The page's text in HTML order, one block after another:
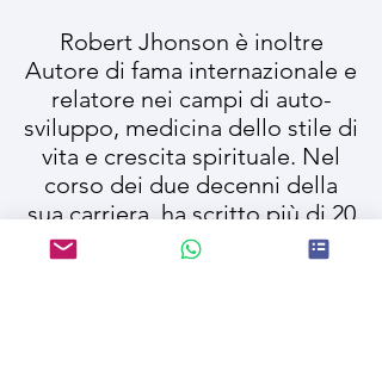
Robert Jhonson è inoltre
Autore di fama internazionale e
relatore nei campi di auto-
sviluppo, medicina dello stile di
vita e crescita spirituale. Nel
corso dei due decenni della
sua carriera, ha scritto più di 20
libri, tra cui 6 bestseller del